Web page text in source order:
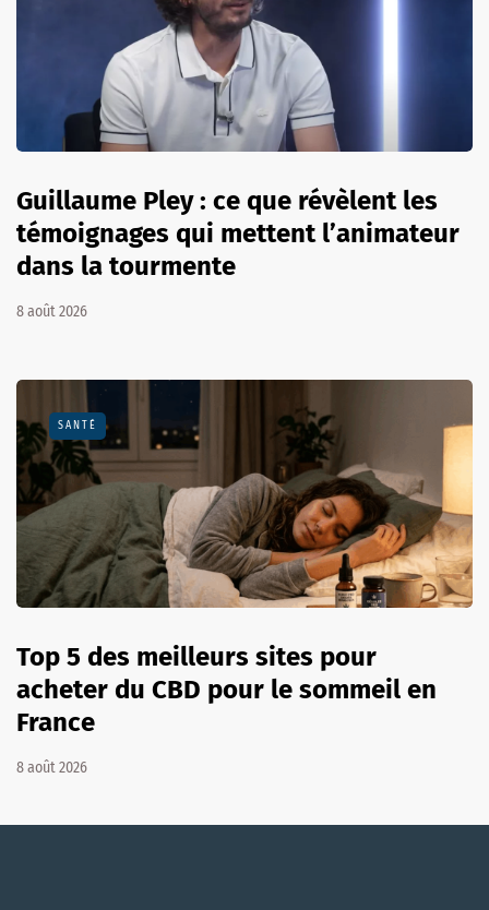
Guillaume Pley : ce que révèlent les
témoignages qui mettent l’animateur
dans la tourmente
8 août 2026
SANTÉ
Top 5 des meilleurs sites pour
acheter du CBD pour le sommeil en
France
8 août 2026